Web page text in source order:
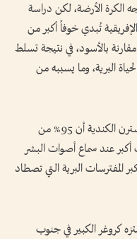
الكرة الأرضة، لكن دراسة
تُبدي خوفاً أكبر من
بالأسود، في نتيجة تسلط
البرية، وما يسببه من
أظهرت دراسة أجراها باحثون من جامعة ويسترن الكندية أن 95% من
أكبر عند سماع أصوات البشر
المفترسات البرية التي تصطاد
كروغر الكبير في جنوب